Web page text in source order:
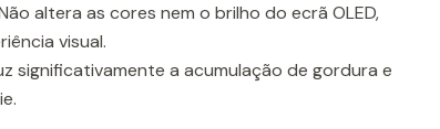
altera as cores nem o brilho do ecrã OLED,
visual.
significativamente a acumulação de gordura e